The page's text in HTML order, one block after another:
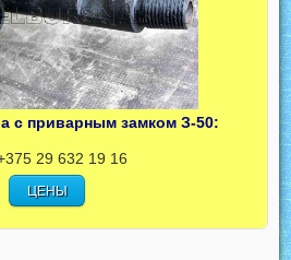
с приварным замком З-50:
29 632 19 16
ЦЕНЫ